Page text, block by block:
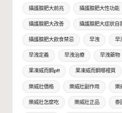
攝護腺肥大前兆 攝護腺肥大性功能
攝護腺肥大改善 攝護腺肥大症狀自
攝護腺肥大飲食禁忌 早洩 早
早洩定義 早洩治療 早洩藥物
果凍威而鋼ptt 果凍威而鋼哪裡買
樂威壯價格 樂威壯副作用 樂
樂威壯怎麼吃 樂威壯正品 泰